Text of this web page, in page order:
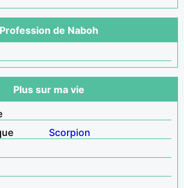
Profession de Naboh
Plus sur ma vie
Scorpion